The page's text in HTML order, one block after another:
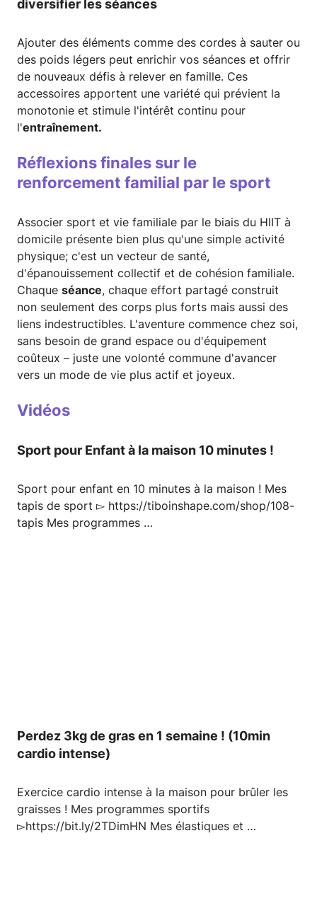
diversifier les séances
Ajouter des éléments comme des cordes à sauter ou
des poids légers peut enrichir vos séances et offrir
de nouveaux défis à relever en famille. Ces
accessoires apportent une variété qui prévient la
monotonie et stimule l'intérêt continu pour
l'entraînement.
Réflexions finales sur le
renforcement familial par le sport
Associer sport et vie familiale par le biais du HIIT à
domicile présente bien plus qu'une simple activité
physique; c'est un vecteur de santé,
d'épanouissement collectif et de cohésion familiale.
Chaque séance, chaque effort partagé construit
non seulement des corps plus forts mais aussi des
liens indestructibles. L'aventure commence chez soi,
sans besoin de grand espace ou d'équipement
coûteux – juste une volonté commune d'avancer
vers un mode de vie plus actif et joyeux.
Vidéos
Sport pour Enfant à la maison 10 minutes !
Sport pour enfant en 10 minutes à la maison ! Mes
tapis de sport ▻ https://tiboinshape.com/shop/108-
tapis Mes programmes …
Perdez 3kg de gras en 1 semaine ! (10min
cardio intense)
Exercice cardio intense à la maison pour brûler les
graisses ! Mes programmes sportifs
▻https://bit.ly/2TDimHN Mes élastiques et …